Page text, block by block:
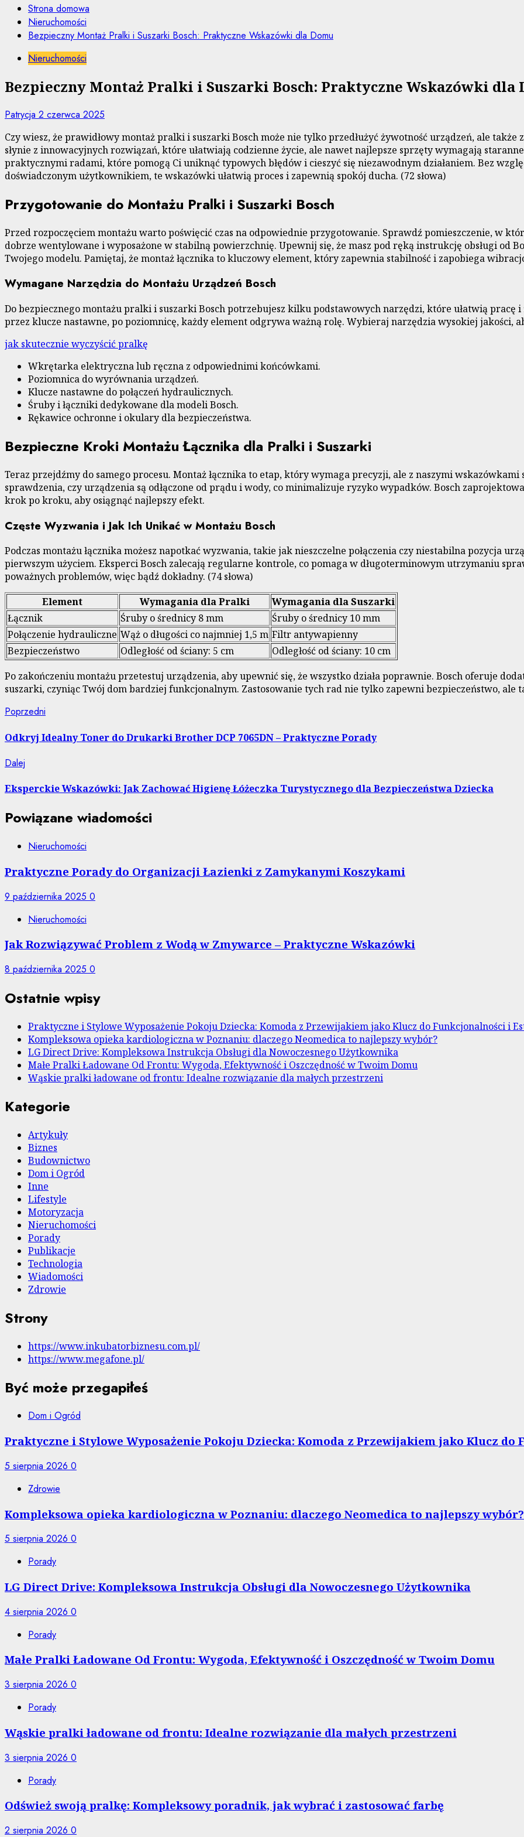
Strona domowa
Nieruchomości
Bezpieczny Montaż Pralki i Suszarki Bosch: Praktyczne Wskazówki dla Domu
Nieruchomości
Bezpieczny Montaż Pralki i Suszarki Bosch: Praktyczne Wskazówki dla
Patrycja 2 czerwca 2025
Czy wiesz, że prawidłowy montaż pralki i suszarki Bosch może nie tylko przedłużyć żywotność urządzeń, ale
słynie z innowacyjnych rozwiązań, które ułatwiają codzienne życie, ale nawet najlepsze sprzęty wymagają
praktycznymi radami, które pomogą Ci uniknąć typowych błędów i cieszyć się niezawodnym działaniem. Bez
doświadczonym użytkownikiem, te wskazówki ułatwią proces i zapewnią spokój ducha. (72 słowa)
Przygotowanie do Montażu Pralki i Suszarki Bosch
Przed rozpoczęciem montażu warto poświęcić czas na odpowiednie przygotowanie. Sprawdź pomieszczenie, w
dobrze wentylowane i wyposażone w stabilną powierzchnię. Upewnij się, że masz pod ręką instrukcję obsługi od
Twojego modelu. Pamiętaj, że montaż łącznika to kluczowy element, który zapewnia stabilność i zapobiega
Wymagane Narzędzia do Montażu Urządzeń Bosch
Do bezpiecznego montażu pralki i suszarki Bosch potrzebujesz kilku podstawowych narzędzi, które ułatwią
przez klucze nastawne, po poziomnicę, każdy element odgrywa ważną rolę. Wybieraj narzędzia wysokiej jakości,
jak skutecznie wyczyścić pralkę
Wkrętarka elektryczna lub ręczna z odpowiednimi końcówkami.
Poziomnica do wyrównania urządzeń.
Klucze nastawne do połączeń hydraulicznych.
Śruby i łączniki dedykowane dla modeli Bosch.
Rękawice ochronne i okulary dla bezpieczeństwa.
Bezpieczne Kroki Montażu Łącznika dla Pralki i Suszarki
Teraz przejdźmy do samego procesu. Montaż łącznika to etap, który wymaga precyzji, ale z naszymi
sprawdzenia, czy urządzenia są odłączone od prądu i wody, co minimalizuje ryzyko wypadków. Bosch
krok po kroku, aby osiągnąć najlepszy efekt.
Częste Wyzwania i Jak Ich Unikać w Montażu Bosch
Podczas montażu łącznika możesz napotkać wyzwania, takie jak nieszczelne połączenia czy niestabilna pozycja
pierwszym użyciem. Eksperci Bosch zalecają regularne kontrole, co pomaga w długoterminowym utrzymaniu
poważnych problemów, więc bądź dokładny. (74 słowa)
Element
Wymagania dla Pralki
Wymagania dla Suszarki
Łącznik
Śruby o średnicy 8 mm
Śruby o średnicy 10 mm
Połączenie hydrauliczne Wąż o długości co najmniej 1,5 m Filtr antywapienny
Bezpieczeństwo
Odległość od ściany: 5 cm
Odległość od ściany: 10 cm
Po zakończeniu montażu przetestuj urządzenia, aby upewnić się, że wszystko działa poprawnie. Bosch oferuje
suszarki, czyniąc Twój dom bardziej funkcjonalnym. Zastosowanie tych rad nie tylko zapewni bezpieczeństwo, ale
Nawigacja
wpisu
Poprzedni
Odkryj Idealny Toner do Drukarki Brother DCP 7065DN – Praktyczne Porady
Dalej
Eksperckie Wskazówki: Jak Zachować Higienę Łóżeczka Turystycznego dla Bezpieczeństwa Dziecka
Powiązane wiadomości
Nieruchomości
Praktyczne Porady do Organizacji Łazienki z Zamykanymi Koszykami
9 października 2025 0
Nieruchomości
Jak Rozwiązywać Problem z Wodą w Zmywarce – Praktyczne Wskazówki
8 października 2025 0
Ostatnie wpisy
Praktyczne i Stylowe Wyposażenie Pokoju Dziecka: Komoda z Przewijakiem jako Klucz do Funkcjonalności i
Kompleksowa opieka kardiologiczna w Poznaniu: dlaczego Neomedica to najlepszy wybór?
LG Direct Drive: Kompleksowa Instrukcja Obsługi dla Nowoczesnego Użytkownika
Małe Pralki Ładowane Od Frontu: Wygoda, Efektywność i Oszczędność w Twoim Domu
Wąskie pralki ładowane od frontu: Idealne rozwiązanie dla małych przestrzeni
Kategorie
Artykuły
Biznes
Budownictwo
Dom i Ogród
Inne
Lifestyle
Motoryzacja
Nieruchomości
Porady
Publikacje
Technologia
Wiadomości
Zdrowie
Strony
https://www.inkubatorbiznesu.com.pl/
https://www.megafone.pl/
Być może przegapiłeś
Dom i Ogród
Praktyczne i Stylowe Wyposażenie Pokoju Dziecka: Komoda z Przewijakiem jako Klucz do
5 sierpnia 2026 0
Zdrowie
Kompleksowa opieka kardiologiczna w Poznaniu: dlaczego Neomedica to najlepszy wybór?
5 sierpnia 2026 0
Porady
LG Direct Drive: Kompleksowa Instrukcja Obsługi dla Nowoczesnego Użytkownika
4 sierpnia 2026 0
Porady
Małe Pralki Ładowane Od Frontu: Wygoda, Efektywność i Oszczędność w Twoim Domu
3 sierpnia 2026 0
Porady
Wąskie pralki ładowane od frontu: Idealne rozwiązanie dla małych przestrzeni
3 sierpnia 2026 0
Porady
Odśwież swoją pralkę: Kompleksowy poradnik, jak wybrać i zastosować farbę
2 sierpnia 2026 0